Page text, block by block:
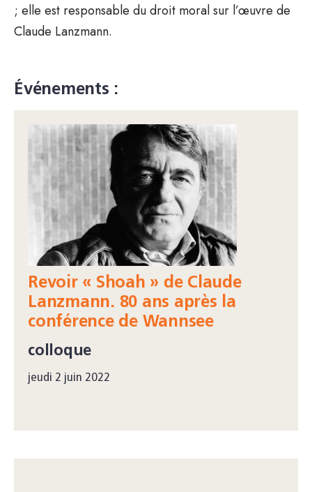
; elle est responsable du droit moral sur l’œuvre de
Claude Lanzmann.
Événements :
Revoir « Shoah » de Claude
Lanzmann. 80 ans après la
conférence de Wannsee
colloque
jeudi 2 juin 2022